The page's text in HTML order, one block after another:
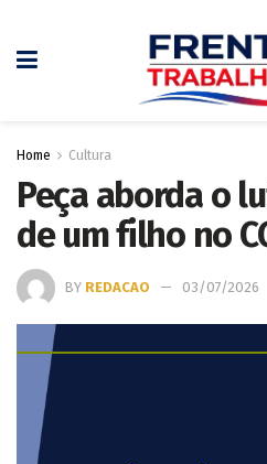
Home Cultura
Peça aborda o
de um filho no
BY REDACAO 03/07/2026